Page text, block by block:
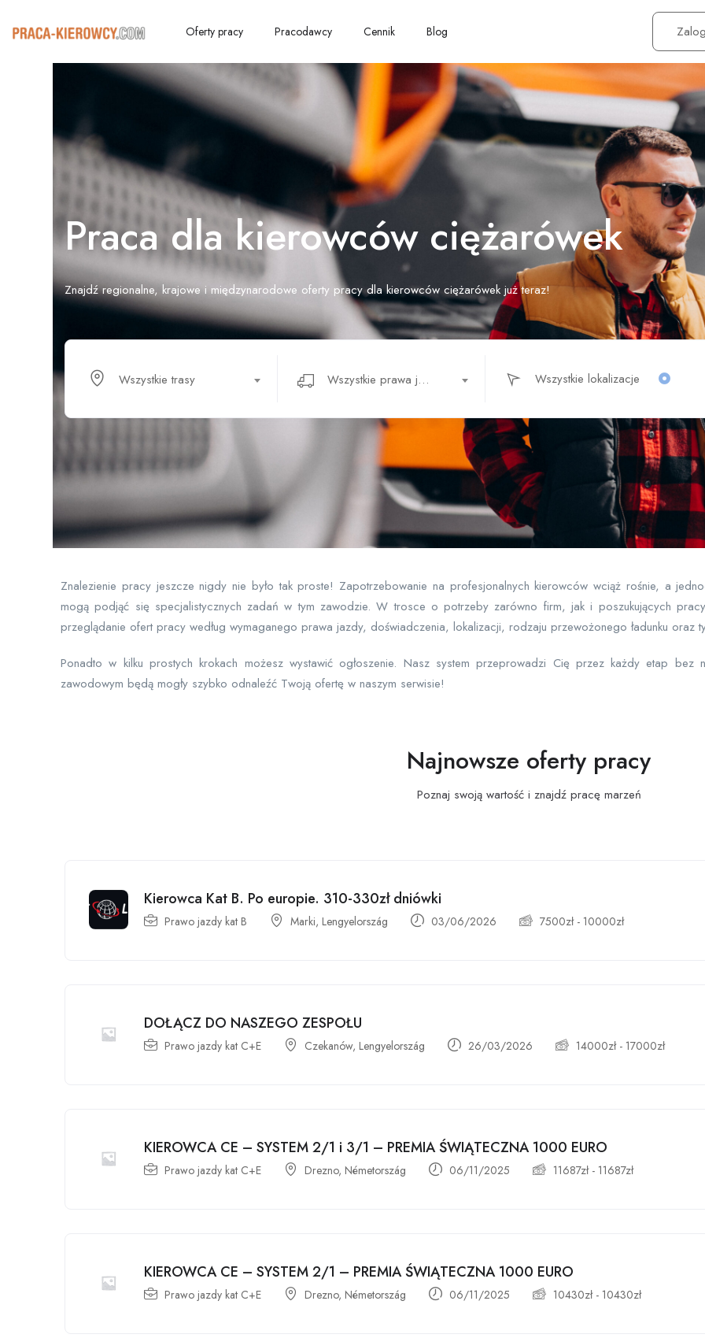
Oferty pracy Pracodawcy Cennik Blog
Praca dla kierowców ciężarówek
Znajdź regionalne, krajowe i międzynarodowe oferty pracy dla kierowców ciężarówek już teraz!
Wszystkie trasy Wszystkie prawa jazdy
Znalezienie pracy jeszcze nigdy nie było tak proste! Zapotrzebowanie na profesjonalnych kierowców wciąż rośnie, a
mogą podjąć się specjalistycznych zadań w tym zawodzie. W trosce o potrzeby zarówno firm, jak i poszukujących
przeglądanie ofert pracy według wymaganego prawa jazdy, doświadczenia, lokalizacji, rodzaju przewożonego ładunku oraz
Ponadto w kilku prostych krokach możesz wystawić ogłoszenie. Nasz system przeprowadzi Cię przez każdy etap bez
zawodowym będą mogły szybko odnaleźć Twoją ofertę w naszym serwisie!
Najnowsze oferty pracy
Poznaj swoją wartość i znajdź pracę marzeń
Kierowca Kat B. Po europie. 310-330zł dniówki
Prawo jazdy kat B Marki, Lengyelország 03/06/2026 7500zł- 10000zł
DOŁĄCZ DO NASZEGO ZESPOŁU
Prawo jazdy kat C+E Czekanów, Lengyelország 26/03/2026 14000zł- 17000zł
KIEROWCA CE – SYSTEM 2/1 i 3/1 – PREMIA ŚWIĄTECZNA 1000 EURO
Prawo jazdy kat C+E Drezno, Németország 06/11/2025 11687zł- 11687zł
KIEROWCA CE – SYSTEM 2/1 – PREMIA ŚWIĄTECZNA 1000 EURO
Prawo jazdy kat C+E Drezno, Németország 06/11/2025 10430zł- 10430zł